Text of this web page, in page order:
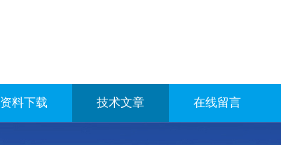
资料下载 技术文章 在线留言